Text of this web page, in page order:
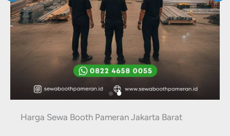
Harga Sewa Booth Pameran Jakarta Barat